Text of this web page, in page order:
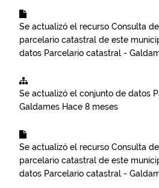
Se actualizó el recurso Consulta
parcelario catastral de este
datos Parcelario catastral -
Se actualizó el conjunto de datos
Galdames Hace 8 meses
Se actualizó el recurso Consulta
parcelario catastral de este
datos Parcelario catastral -